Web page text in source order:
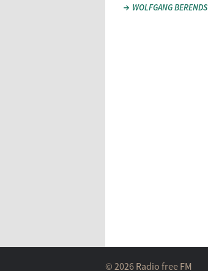
WOLFGANG BERENDS
© 2026 Radio free FM